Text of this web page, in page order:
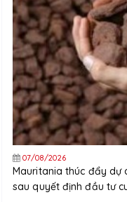
07/08/2026
Mauritania thúc đẩy dự
sau quyết định đầu tư